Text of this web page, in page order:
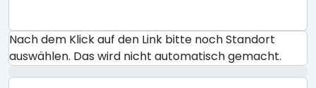
Nach dem Klick auf den Link bitte noch Standort
auswählen. Das wird nicht automatisch gemacht.